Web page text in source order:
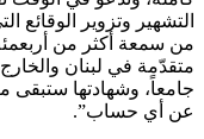
التشهير وتزوير الوقائع
من سمعة أكثر من
متقدّمة في لبنان
جامعاً، وشهادتها ستبقى
عن أي حساب”.